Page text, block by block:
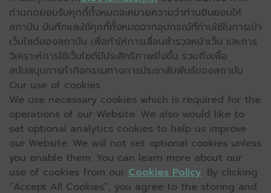
ท่านกดยอมรับคุกกี้ทั้งหมดจะหมายความว่าท่านยินยอมให้
สถาบัน บันทึกและใช้คุกกี้ทั้งหมดจากอุปกรณ์ที่ท่านใช้ในการเข้า
เว็บไซต์ของสถาบัน เพื่อทำให้การเลื่อนสำรวจหน้าเว็บ และการ
วิเคราะห์การใช้เว็บไซต์มีประสิทธิภาพยิ่งขึ้น รวมถึงเพื่อ
สนับสนุนการทำกิจกรรมทางการประชาสัมพันธ์ของสถาบัน
Our use of cookies
We use necessary cookies which is required for the
operations of our Website. We also would like to
set optional analytics cookies to help us improve
our Website. We will not set optional cookies unless
you enable them. You can learn more about our
use of cookies from our Cookies Policy. By clicking
“Accept All Cookies”, you agree to the storing and